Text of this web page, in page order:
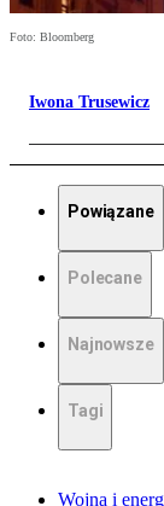
Foto: Bloomberg
Iwona Trusewicz
Powiązane
Polecane
Najnowsze
Tagi
Wojna i